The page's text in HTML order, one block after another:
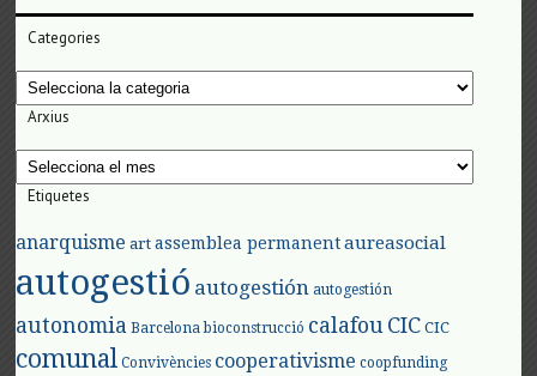
Categories
Categories
Arxius
Arxius
Etiquetes
anarquisme art assemblea permanent aureasocial
autogestió autogestión autogestión
autonomia Barcelona bioconstrucció calafouCIC CIC
comunal Convivències cooperativisme coopfunding